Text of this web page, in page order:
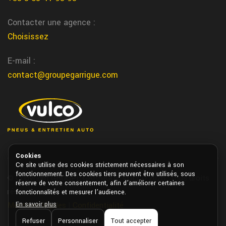
Nous vous realison l'entretien de votre auto dans le centre de
Villeneuve sur lot chez garrigue vulco
changement pneus tracteur forestier Nerac
Pour les tracteurs forestiers et engins lourds, Garrigue Vulco
terrains
reparation pneu camion professionnel a Vic
En cas de crevaison ou dommage, Garrigue Vulco Vic Fezensac
effectue la reparation ou le remplacement de pneus sur vos
poids lourds en toute securite
nerac climatisation voiture
Chez Garrigue Vulco nous entretenons et rechargons votre
Contacter une agence :
Choisissez
E-mail :
contact@groupegarrigue.com
© Copyright GROUPE GARRIGUE VULCO 2026. Tous droits
réservés.
Mentions légales
Cookies
Ce site utilise des cookies strictement nécessaires à son
fonctionnement. Des cookies tiers peuvent être utilisés, sous
réserve de votre consentement, afin d’améliorer certaines
fonctionnalités et mesurer l’audience.
En savoir plus
Refuser
Personnaliser Tout accepter